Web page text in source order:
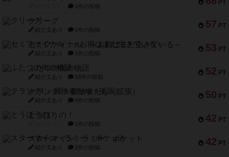
PT
1件の投稿
57 PT
クリーグ
紹介文あり 1件の投稿
53 PT
セミファイナル ～お前はまだ生きている～
紹介文あり 1件の投稿
52 PT
ふたつの街の物語
紹介文あり 18件の投稿
50 PT
クランク! ：冒険者たち（拡張）
紹介文あり 4件の投稿
42 PT
とうほうの！
1件の投稿
42 PT
スターマイン・ラミー ポケット
紹介文あり 2件の投稿